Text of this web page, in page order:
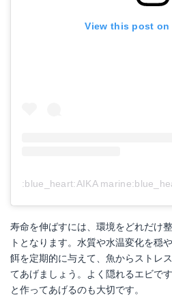
View this post on
寿命を伸ばすには、環境をどれだけ
トとなります。水質や水温変化を穏
餌を定期的に与えて、魚からストレ
てあげましょう。よく隠れるエビで
と作ってあげるのも大切です。